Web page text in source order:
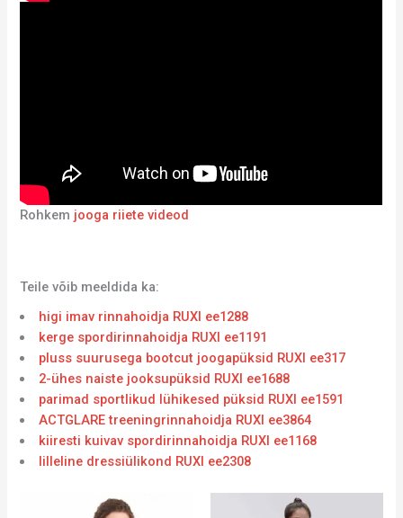
Rohkem jooga riiete videod
Teile võib meeldida ka:
higi imav rinnahoidja RUXI ee1288
kerge spordirinnahoidja RUXI ee1191
pluss suurusega bootcut joogapüksid RUXI ee317
2-ühes naiste jooksupüksid RUXI ee1688
parimad sportlikud lühikesed püksid RUXI ee1591
ACTGLARE treeningrinnahoidja RUXI ee3864
kiiresti kuivav spordirinnahoidja RUXI ee1168
lilleline dressiülikond RUXI ee2308